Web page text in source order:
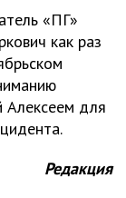
«ПГ»
как раз
Алексеем для
Редакция